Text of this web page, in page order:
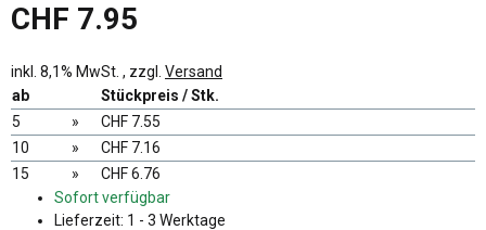
CHF 7.95
inkl. 8,1% MwSt. , zzgl. Versand
ab
Stückpreis / Stk.
5
»
CHF 7.55
10
»
CHF 7.16
15
»
CHF 6.76
Sofort verfügbar
Lieferzeit: 1 - 3 Werktage